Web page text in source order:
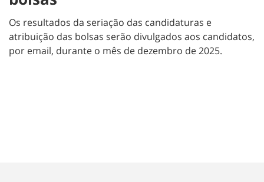
Os resultados da seriação das candidaturas e
atribuição das bolsas serão divulgados aos candidatos,
por email, durante o mês de dezembro de 2025.